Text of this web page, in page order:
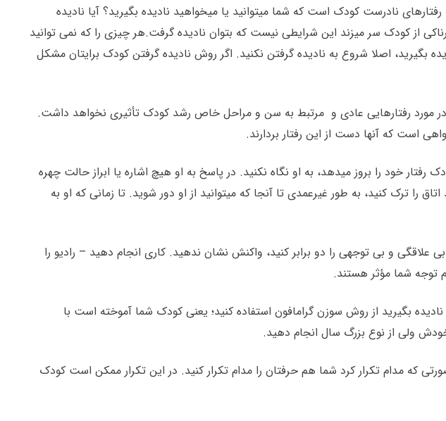
نادرست کودک است که شما میتوانید یا میخواهید نادیده بگیرید؟ آیا نادیده
از کودک سر میزند این شرایطی نیست که بتوان نادیده گرفت.هر چیزی را که نمی توانید
بگیرید، اصلا شروع به نادیده گرفتن نکنید. اگر روش نادیده گرفتن کودک برایتان مشکل
در مورد رفتارهایی عادی و مرتبط به سن و مراحل خاص رشد کودک تأثیری نخواهد داشت.
است که آنها دست از این رفتار بردارند.
خود را بروز میدهد، به او نگاه نکنید. در پاسخ به او هیچ اشاره یا ابراز حالت چهره
را ترک کنید، به طور غیرعمدی تا آنجا که میتوانید از او دور شوید. تا زمانی که او به
و بی توجهی را دو برابر کنید، واکنش نشان ندهید. کاری انجام دهید – رادیو را
توجه شما مؤثر هستند.
بگیرید از روش سوزن گرامافون استفاده کنید؛ یعنی کودک شما آموخته است با
ولی از نوع بزرگ سال انجام دهید.
که مدام تکرار کرد شما هم حرفتان را مدام تکرار کنید. در این تکرار ممکن است کودک